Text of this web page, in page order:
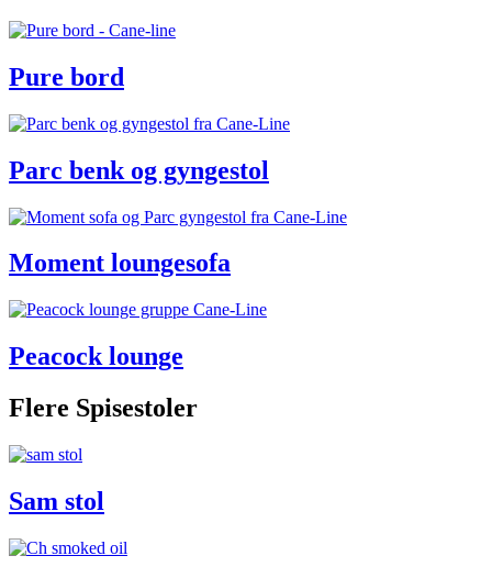
Pure bord
Parc benk og gyngestol
Moment loungesofa
Peacock lounge
Flere Spisestoler
Sam stol